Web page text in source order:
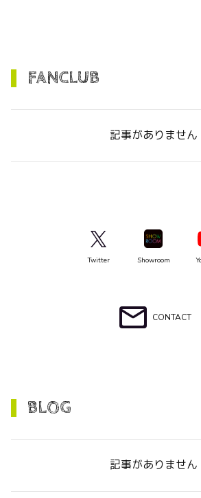
FANCLUB
記事がありません
Twitter Showroom
CONTACT
BLOG
記事がありません